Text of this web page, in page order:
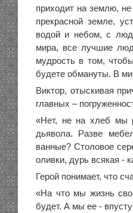
приходит на землю,
прекрасной земле,
водой и небом, с
мира, все лучшие
мудрость в том,
будете обмануты. В
Виктор, отыскивая
главных –
«Нет, не на хлеб мы
дьявола. Разве
ванные? Столовое
оливки, дурь всякая -
Герой понимает, что
«На что мы жизнь
будет. А мы ее -